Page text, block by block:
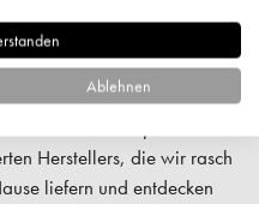
für reife Haut, die
anregt sowie
mit der KLAPP CollaGen
Herstellers, die wir rasch
liefern und entdecken
Ablehnen